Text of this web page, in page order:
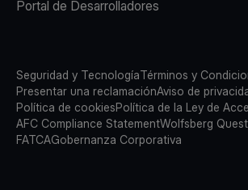
Portal de Desarrolladores
Seguridad y TecnologíaTérminos y
Presentar una reclamaciónAviso de
Política de cookiesPolítica de la Ley de
AFC Compliance StatementWolfsberg
FATCAGobernanza Corporativa